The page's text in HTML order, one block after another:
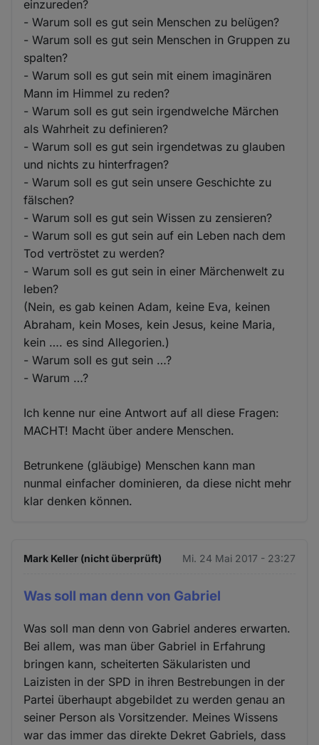
einzureden?
- Warum soll es gut sein Menschen zu belügen?
- Warum soll es gut sein Menschen in Gruppen zu
spalten?
- Warum soll es gut sein mit einem imaginären
Mann im Himmel zu reden?
- Warum soll es gut sein irgendwelche Märchen
als Wahrheit zu definieren?
- Warum soll es gut sein irgendetwas zu glauben
und nichts zu hinterfragen?
- Warum soll es gut sein unsere Geschichte zu
fälschen?
- Warum soll es gut sein Wissen zu zensieren?
- Warum soll es gut sein auf ein Leben nach dem
Tod vertröstet zu werden?
- Warum soll es gut sein in einer Märchenwelt zu
leben?
(Nein, es gab keinen Adam, keine Eva, keinen
Abraham, kein Moses, kein Jesus, keine Maria,
kein …. es sind Allegorien.)
- Warum soll es gut sein …?
- Warum …?
Ich kenne nur eine Antwort auf all diese Fragen:
MACHT! Macht über andere Menschen.
Betrunkene (gläubige) Menschen kann man
nunmal einfacher dominieren, da diese nicht mehr
klar denken können.
Mark Keller (nicht überprüft) Mi. 24 Mai 2017 - 23:27
Was soll man denn von Gabriel
Was soll man denn von Gabriel anderes erwarten.
Bei allem, was man über Gabriel in Erfahrung
bringen kann, scheiterten Säkularisten und
Laizisten in der SPD in ihren Bestrebungen in der
Partei überhaupt abgebildet zu werden genau an
seiner Person als Vorsitzender. Meines Wissens
war das immer das direkte Dekret Gabriels, dass